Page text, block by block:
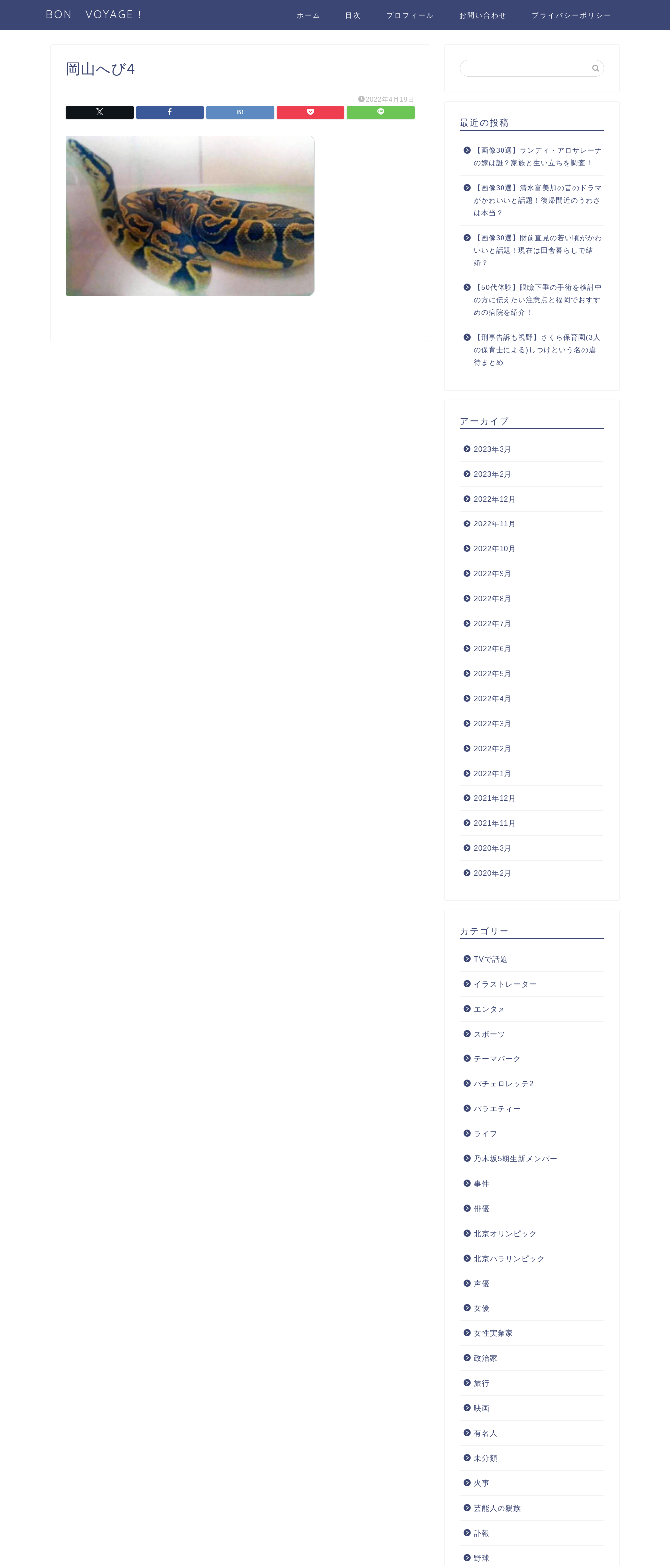
BON VOYAGE！ ホーム 目次 プロフィール お問い合わせ プライバシーポリシー
岡山へび4
2022年4月19日
最近の投稿
【画像30選】ランディ・アロサレーナ
の嫁は誰？家族と生い立ちを調査！
【画像30選】清水富美加の昔のドラマ
がかわいいと話題！復帰間近のうわさ
は本当？
【画像30選】財前直見の若い頃がかわ
いいと話題！現在は田舎暮らしで結
婚？
【50代体験】眼瞼下垂の手術を検討中
の方に伝えたい注意点と福岡でおすす
めの病院を紹介！
【刑事告訴も視野】さくら保育園(3人
の保育士による)しつけという名の虐
待まとめ
アーカイブ
2023年3月
2023年2月
2022年12月
2022年11月
2022年10月
2022年9月
2022年8月
2022年7月
2022年6月
2022年5月
2022年4月
2022年3月
2022年2月
2022年1月
2021年12月
2021年11月
2020年3月
2020年2月
カテゴリー
TVで話題
イラストレーター
エンタメ
スポーツ
テーマパーク
バチェロレッテ2
バラエティー
ライフ
乃木坂5期生新メンバー
事件
俳優
北京オリンピック
北京パラリンピック
声優
女優
女性実業家
政治家
旅行
映画
有名人
未分類
火事
芸能人の親族
訃報
野球